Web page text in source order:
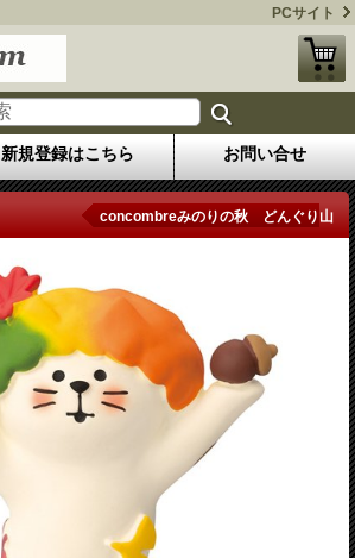
PCサイト
新規登録はこちら お問い合せ
concombreみのりの秋 どんぐり山